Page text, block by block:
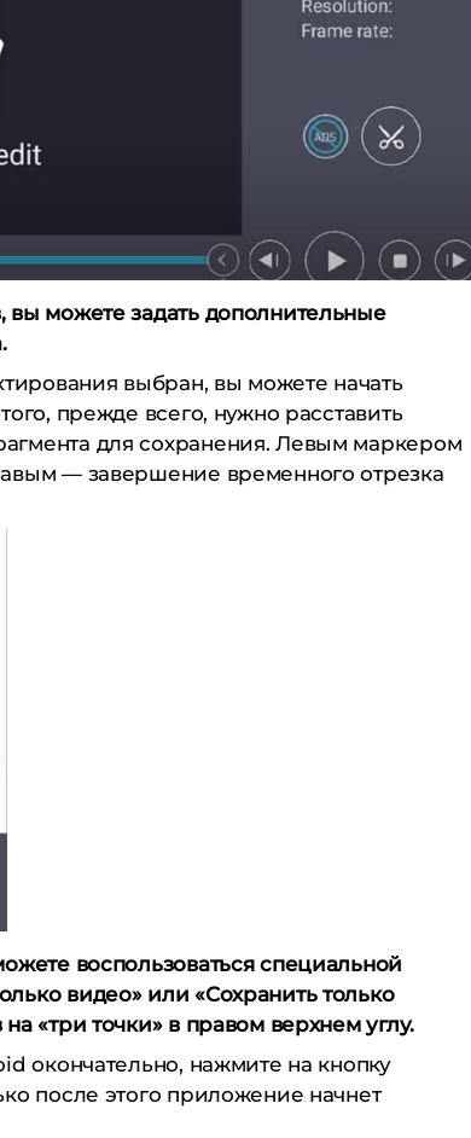
вы можете задать дополнительные
выбран, вы можете начать
прежде всего, нужно расставить
для сохранения. Левым маркером
— завершение временного отрезка
воспользоваться специальной
видео» или «Сохранить только
«три точки» в правом верхнем углу.
окончательно, нажмите на кнопку
после этого приложение начнет